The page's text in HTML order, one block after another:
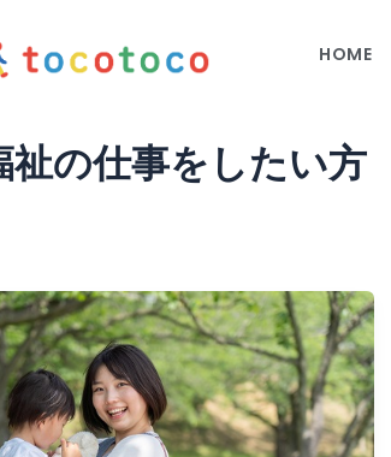
HOME
祉の仕事をしたい方